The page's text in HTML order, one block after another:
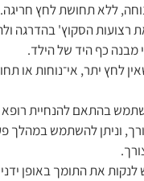
ללא תחושת לחץ חריגה.
רצועות הסקוץ' בהדרגה
מבנה כף היד של הילד.
לחץ יתר, אי־נוחות או
בהתאם להנחיית רופא
וניתן להשתמש במהלך
לנקות את התומך באופן